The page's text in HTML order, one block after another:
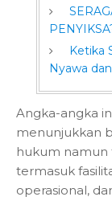
Ketika
Nyawa
Angka-angka
menunjukkan
hukum namun
termasuk
operasional,